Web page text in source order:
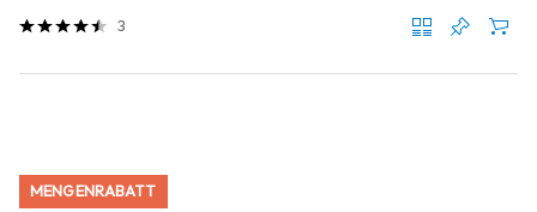
3
MENGENRABATT